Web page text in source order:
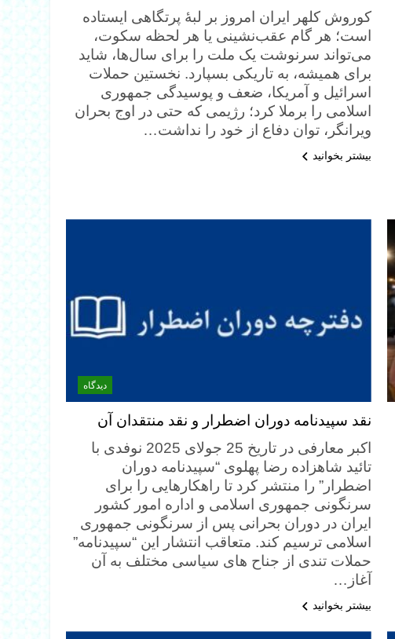
کوروش کلهر ایران امروز بر لبهٔ پرتگاهی ایستاده
است؛ هر گام عقب‌نشینی یا هر لحظه سکوت،
می‌تواند سرنوشت یک ملت را برای سال‌ها، شاید
برای همیشه، به تاریکی بسپارد. نخستین حملات
اسرائیل و آمریکا، ضعف و پوسیدگی جمهوری
اسلامی را برملا کرد؛ رژیمی که حتی در اوج بحران
ویرانگر، توان دفاع از خود را نداشت…
بیشتر بخوانید
دیدگاه
نقد سپیدنامه دوران اضطرار و نقد منتقدان آن
اکبر معارفی در تاریخ 25 جولای 2025 نوفدی با
تائید شاهزاده رضا پهلوی “سپیدنامه دوران
اضطرار” را منتشر کرد تا راهکارهایی را برای
سرنگونی جمهوری اسلامی و اداره امور کشور
ایران در دوران بحرانی پس از سرنگونی جمهوری
اسلامی ترسیم کند. متعاقب انتشار این “سپیدنامه”
حملات تندی از جناح های سیاسی مختلف به آن
آغاز…
بیشتر بخوانید